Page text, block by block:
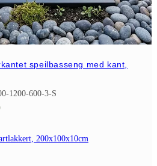
speilbasseng med kant,
1200-600-3-S